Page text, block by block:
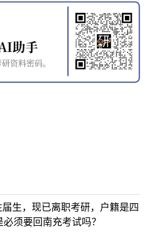
生，现已离职考研，户籍是四
须要回南充考试吗？